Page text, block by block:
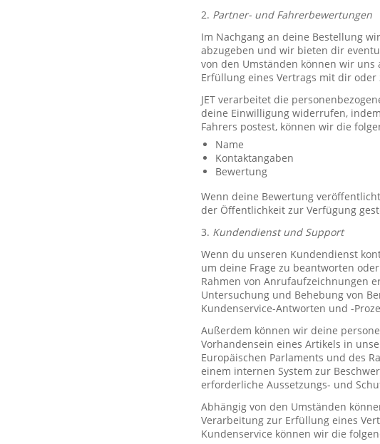
2. Partner- und Fahrerbewertungen
Im Nachgang an deine Bestellung
abzugeben und wir bieten dir
von den Umständen können wir
Erfüllung eines Vertrags mit dir
JET verarbeitet die
deine Einwilligung widerrufen,
Fahrers postest, können wir die
Name
Kontaktangaben
Bewertung
Wenn deine Bewertung
der Öffentlichkeit zur Verfügung
3. Kundendienst und Support
Wenn du unseren Kundendienst
um deine Frage zu beantworten
Rahmen von Anrufaufzeichnungen
Untersuchung und Behebung von
Kundenservice-Antworten und -
Außerdem können wir deine
Vorhandensein eines Artikels in
Europäischen Parlaments und des
einem internen System zur
erforderliche Aussetzungs- und
Abhängig von den Umständen
Verarbeitung zur Erfüllung eines
Kundenservice können wir die